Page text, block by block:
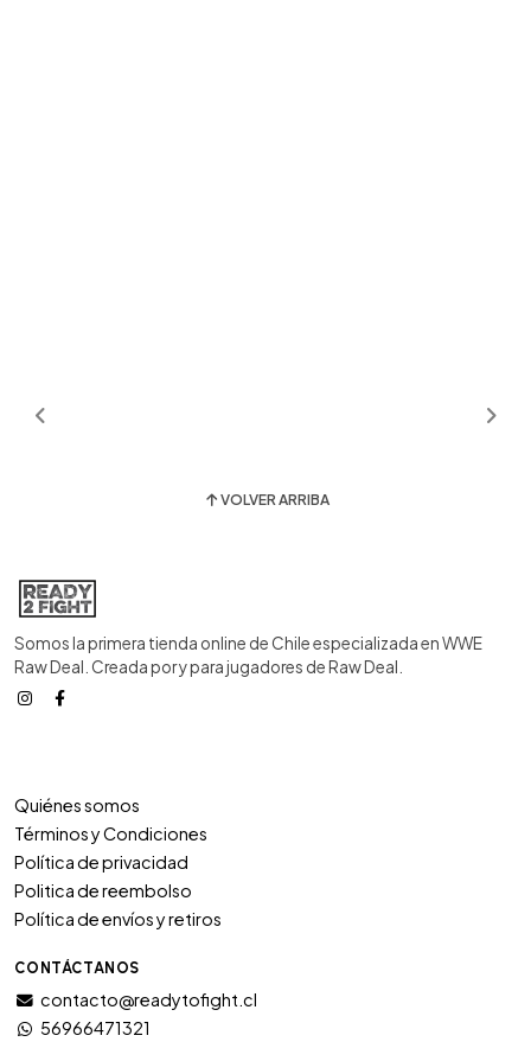
VOLVER ARRIBA
Somos la primera tienda online de Chile especializada en WWE
Raw Deal. Creada por y para jugadores de Raw Deal.
Quiénes somos
Términos y Condiciones
Política de privacidad
Politica de reembolso
Política de envíos y retiros
CONTÁCTANOS
contacto@readytofight.cl
56966471321